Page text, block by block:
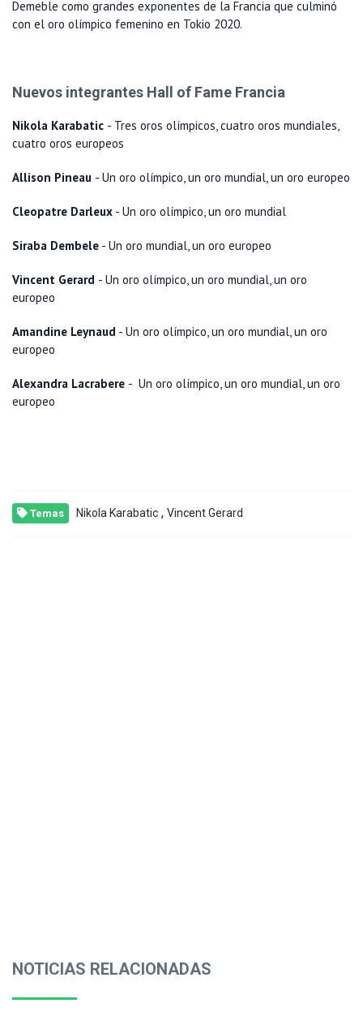
Demeble como grandes exponentes de la Francia que culminó
con el oro olímpico femenino en Tokio 2020.
Nuevos integrantes Hall of Fame Francia
Nikola Karabatic - Tres oros olímpicos, cuatro oros mundiales,
cuatro oros europeos
Allison Pineau - Un oro olímpico, un oro mundial, un oro europeo
Cleopatre Darleux - Un oro olímpico, un oro mundial
Siraba Dembele - Un oro mundial, un oro europeo
Vincent Gerard - Un oro olímpico, un oro mundial, un oro
europeo
Amandine Leynaud - Un oro olímpico, un oro mundial, un oro
europeo
Alexandra Lacrabere - Un oro olímpico, un oro mundial, un oro
europeo
Temas Nikola Karabatic , Vincent Gerard
NOTICIAS RELACIONADAS